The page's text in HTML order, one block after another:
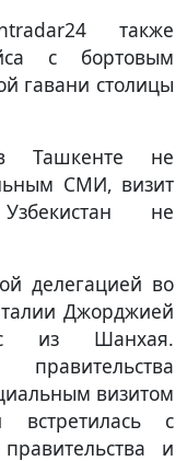
также
с бортовым
гавани столицы
Ташкенте не
СМИ, визит
не
делегацией во
Джорджией
из Шанхая.
правительства
визитом
с
и